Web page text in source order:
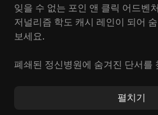
잊을 수 없는 포인 앤 클릭 어드벤
저널리즘 학도 캐시 레인이 되어
보세요.
폐쇄된 정신병원에 숨겨진 단서를
서는 캐시. 낡은 오토바이를 타고
펼치기